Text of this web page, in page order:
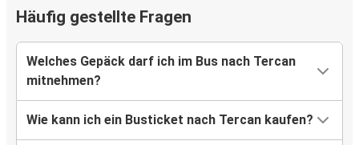
Häufig gestellte Fragen
Welches Gepäck darf ich im Bus nach Tercan
mitnehmen?
Wie kann ich ein Busticket nach Tercan kaufen?